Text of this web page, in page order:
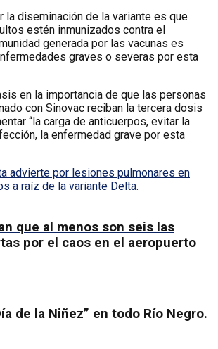
la diseminación de la variante es que
estén inmunizados contra el
generada por las vacunas es
graves o severas por esta
en la importancia de que las personas
con Sinovac reciban la tercera dosis
“la carga de anticuerpos, evitar la
la enfermedad grave por esta
advierte por lesiones pulmonares en
a raíz de la variante Delta.
que al menos son seis las
por el caos en el aeropuerto
de la Niñez” en todo Río Negro.